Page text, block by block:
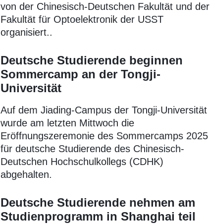
von der Chinesisch-Deutschen Fakultät und der
Fakultät für Optoelektronik der USST
organisiert..
Deutsche Studierende beginnen
Sommercamp an der Tongji-
Universität
Auf dem Jiading-Campus der Tongji-Universität
wurde am letzten Mittwoch die
Eröffnungszeremonie des Sommercamps 2025
für deutsche Studierende des Chinesisch-
Deutschen Hochschulkollegs (CDHK)
abgehalten.
Deutsche Studierende nehmen am
Studienprogramm in Shanghai teil